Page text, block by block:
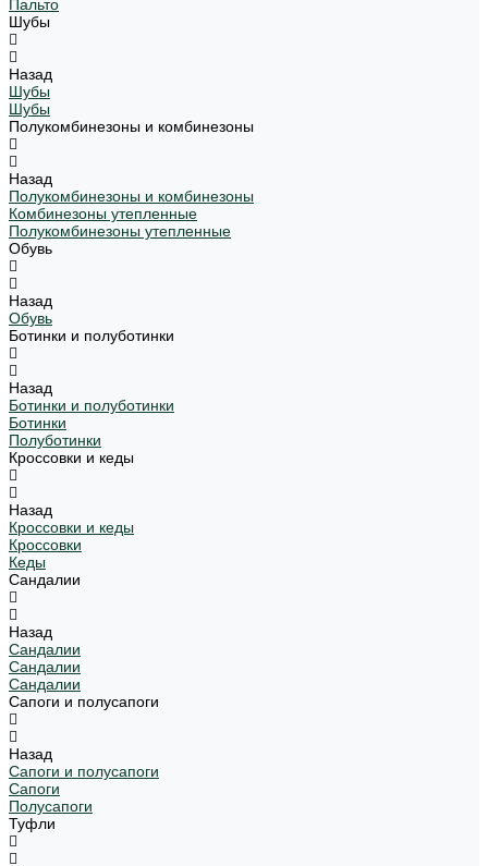
Пальто
Шубы
Назад
Шубы
Шубы
Полукомбинезоны и комбинезоны
Назад
Полукомбинезоны и комбинезоны
Комбинезоны утепленные
Полукомбинезоны утепленные
Обувь
Назад
Обувь
Ботинки и полуботинки
Назад
Ботинки и полуботинки
Ботинки
Полуботинки
Кроссовки и кеды
Назад
Кроссовки и кеды
Кроссовки
Кеды
Сандалии
Назад
Сандалии
Сандалии
Сандалии
Сапоги и полусапоги
Назад
Сапоги и полусапоги
Сапоги
Полусапоги
Туфли